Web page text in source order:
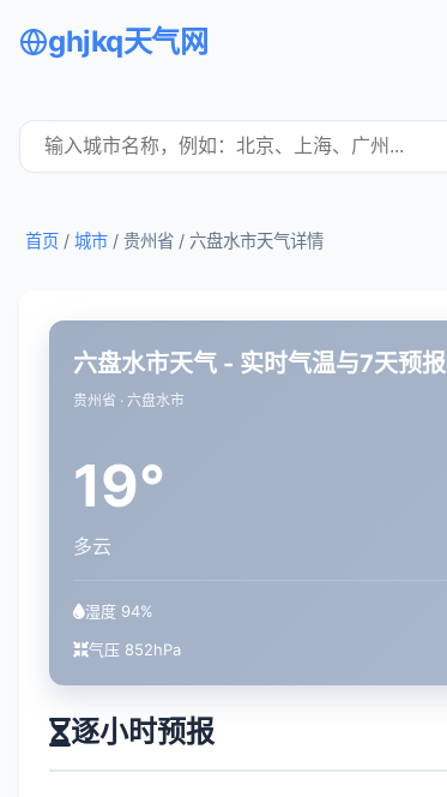
ghjkq天气网
首页 / 城市 / 贵州省 / 六盘水市天气详情
六盘水市天气 - 实时气温与7天预报
贵州省 · 六盘水市
19°
多云
湿度 94%
气压 852hPa
逐小时预报